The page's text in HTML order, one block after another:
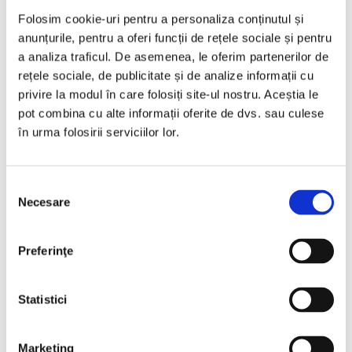
Folosim cookie-uri pentru a personaliza conținutul și
anunțurile, pentru a oferi funcții de rețele sociale și pentru
a analiza traficul. De asemenea, le oferim partenerilor de
rețele sociale, de publicitate și de analize informații cu
privire la modul în care folosiți site-ul nostru. Aceștia le
pot combina cu alte informații oferite de dvs. sau culese
în urma folosirii serviciilor lor.
consimțământului
Necesare
Preferinţe
Statistici
Marketing
Programare vizionare
Vezi detalii
Nou
❯